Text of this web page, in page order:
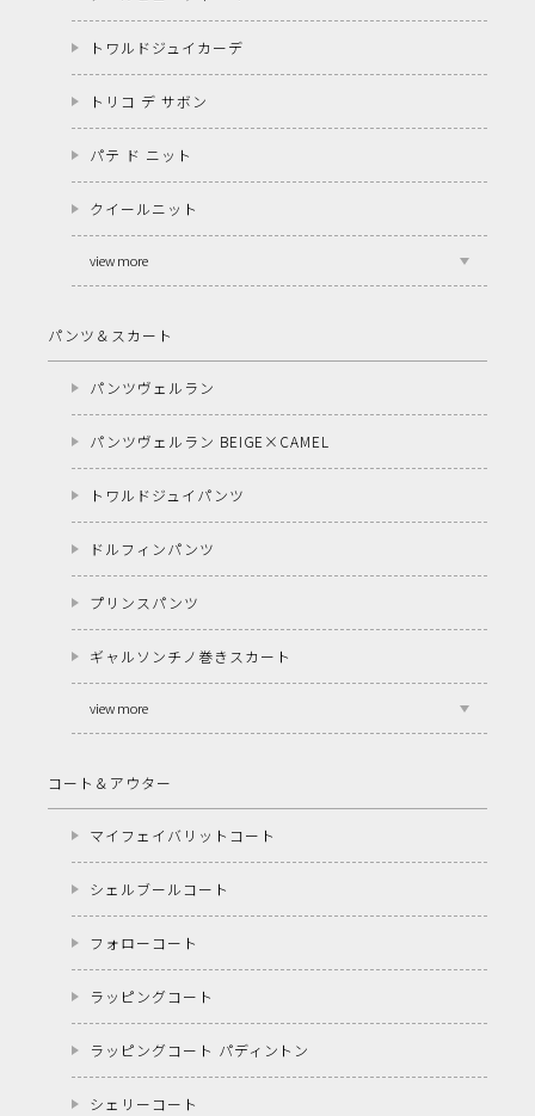
トワルドジュイカーデ
トリコ デ サボン
パテ ド ニット
クイールニット
view more
パンツ＆スカート
パンツヴェルラン
パンツヴェルラン BEIGE×CAMEL
トワルドジュイパンツ
ドルフィンパンツ
プリンスパンツ
ギャルソンチノ巻きスカート
view more
コート＆アウター
マイフェイバリットコート
シェルブールコート
フォローコート
ラッピングコート
ラッピングコート パディントン
シェリーコート